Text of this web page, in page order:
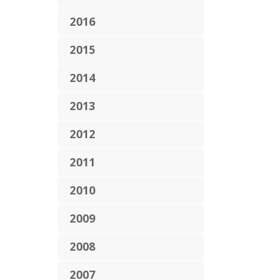
2016
2015
2014
2013
2012
2011
2010
2009
2008
2007